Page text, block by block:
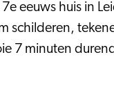
eeuws huis in
schilderen,
7 minuten